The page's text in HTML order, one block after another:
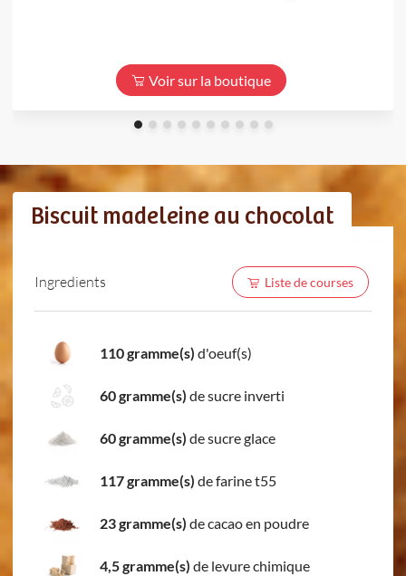
Voir sur la boutique
Biscuit madeleine au chocolat
Ingredients Liste de courses
110 gramme(s) d'oeuf(s)
60 gramme(s) de sucre inverti
60 gramme(s) de sucre glace
117 gramme(s) de farine t55
23 gramme(s) de cacao en poudre
4,5 gramme(s) de levure chimique